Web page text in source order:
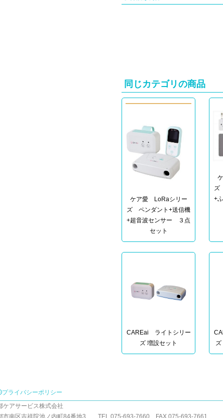
同じカテゴリの商品
ケア愛 LoRaシリー
ズ ペンダント+送信機
+超音波センサー ３点
セット
ズ
+
CAREai ライトシリー
ズ 増設セット
プライバシーポリシー
ケアサービス株式会社
市南区吉祥院池ノ内町84番地3 TEL 075-693-7660 FAX 075-693-7661